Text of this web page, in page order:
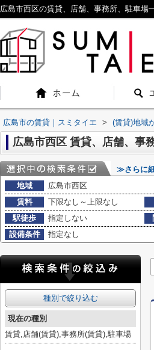
広島市西区の賃貸、店舗、事務所、駐車場
広島市の賃貸｜スミタイエ > (賃貸)地域
広島市西区 賃貸、店舗、事
≫さらに
地域
広島市西区
賃料
下限なし～上限なし
駅徒歩
指定しない
設備条件
指定なし
種別で絞り込む
現在の種別
賃貸,店舗(賃貸),事務所(賃貸),駐車場